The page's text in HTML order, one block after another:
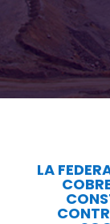
LA